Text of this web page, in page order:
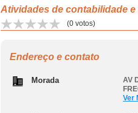
Atividades de contabilidade e
(0 votos)
Endereço e contato
Morada AV
Ver